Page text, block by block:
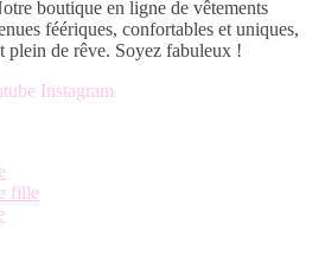
produit
sur
la
du
variations.
Les
options
être
boutique en ligne de vêtements
féériques, confortables et uniques,
plein de rêve. Soyez fabuleux !
Instagram
fille